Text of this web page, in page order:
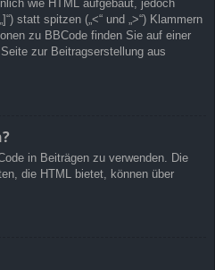
wie HTML aufgebaut, jedoch
statt spitzen („<“ und „>“) Klammern
zu BBCode finden Sie auf einer
zur Beitragserstellung aus
in Beiträgen zu verwenden. Die
die HTML bietet, können über